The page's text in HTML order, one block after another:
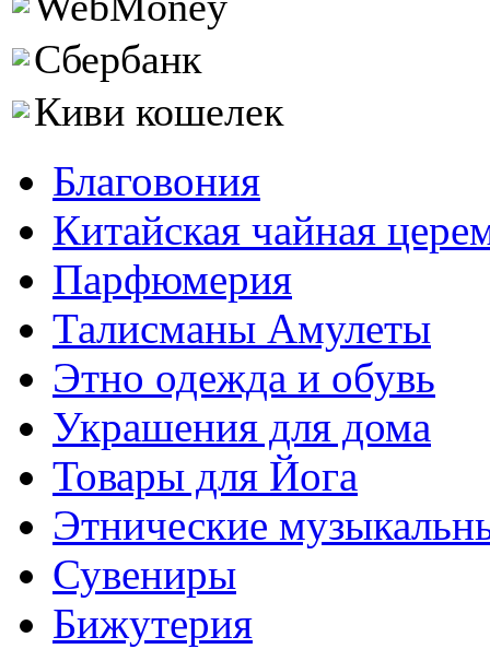
Сбербанк
Киви кошелек
Благовония
Китайская чайная
Парфюмерия
Талисманы Амулеты
Этно одежда и обувь
Украшения для дома
Товары для Йога
Этнические
Сувениры
Бижутерия